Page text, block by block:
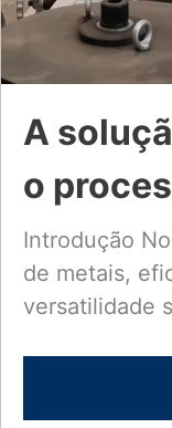
A
o
tubo:
Introdução
de metais,
versatilidade